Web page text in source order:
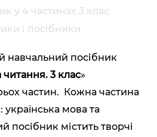
у 4 частинах 3 клас
і посібники
навчальний посібник
читання. 3 клас»
частин. Кожна частина
мова та
посібник містить творчі